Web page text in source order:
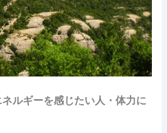
ルギーを感じたい人・体力に